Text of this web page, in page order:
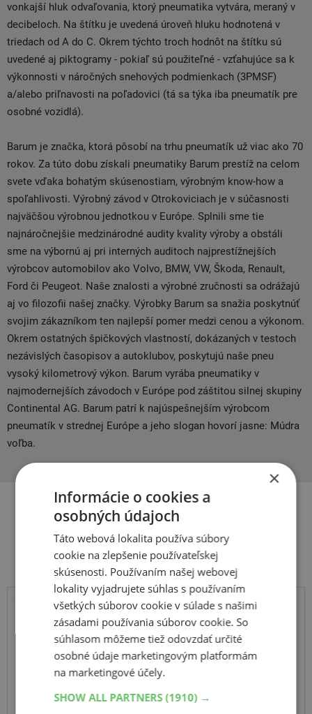
vonkajší hluk odvaľovania, ktorý pneumatika vytvára, meraný v
decibeloch. Na štítku je uvedená úroveň hluku hodnotená v
triedach od A do C. Okrem týchto troch hodnôt na štítku sú
uvedené aj piktogramy - pokiaľ sú použiteľné - vzťahujúce sa k
výkonnosti v náročných snehových podmienkach (3PMSF)
a/alebo priľnavosti na poľadovici (tá sa týka iba pneumatík pre
osobné vozidlá).
Barum je značka, ktorá pôsobí na trhu pneumatík už viac ako 70
rokov. Za túto dobu získali pneumatiky Barum prestíž na celom
svete vďaka bohatým skúsenostiam, výrobným know-how a
spoľahlivosti. Výrobný závod v Otrokoviciach je v súčasnosti
najväčšou výrobnou jednotkou v Európe. Splnili sme tie
najnáročnejšie medzinárodné audity kvality výroby a obstáli
sme na výbornú aj pri interných auditoch najprestížnejších
výrobcov automobilov ako Volvo, BMW, VW, Škoda, Renault,
Ford či Peugeot. Naše znalosti a výrobné zručnosti sa odrážajú
aj vo filozofii našej značky. Výrobky Barum sa snažia poskytnúť
svojim zákazníkom ten najlepší pomer medzi cenou a výkonom.
Okrem ostatných špičkových vlastností, dokázaných v testoch
nezávislých časopisov a autoklubov, poskytujú naše pneu
vysoký kilometrový výkon. Barum vyrába pneumatiky v
najmodernejších závodoch v Európe pod záštitou silnej skupiny
Continental AG. Barum patrí k najúspešnejším výrobcom
pneumatík v strednej Európe a jeho slogan hovorí jasne: Múdra
voľba.
Súvisiace produkty
Sebring
Cargo Speed Evo
195 80 R14 106R C
×
Informácie o cookies a
osobných údajoch
Táto webová lokalita používa súbory
cookie na zlepšenie používateľskej
skúsenosti. Používaním našej webovej
lokality vyjadrujete súhlas s používaním
všetkých súborov cookie v súlade s našimi
zásadami používania súborov cookie. So
súhlasom môžeme tiež odovzdať určité
osobné údaje marketingovým platformám
na marketingové účely.
SHOW ALL PARTNERS(1910) →